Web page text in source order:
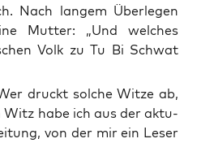
Nach langem Überlegen
Mutter: „Und welches
Volk zu Tu Bi Schwat
druckt sol­che Wit­ze ab,
Witz habe ich aus der aktu­
von der mir ein Leser